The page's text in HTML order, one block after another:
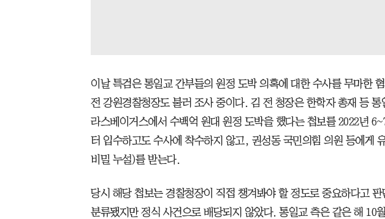
이날 특검은 통일교 간부들의 원정 도박 의혹에 대한 수사를 무마한
전 강원경찰청장도 불러 조사 중이다. 김 전 청장은 한학자 총재 등 통
라스베이거스에서 수백억 원대 원정 도박을 했다는 첩보를 2022년
터 입수하고도 수사에 착수하지 않고, 권성동 국민의힘 의원 등에게
비밀 누설)를 받는다.
당시 해당 첩보는 경찰청장이 직접 챙겨봐야 할 정도로 중요하다고 판
분류됐지만 정식 사건으로 배당되지 않았다. 통일교 측은 같은 해 10